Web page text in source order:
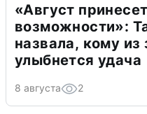
«Август
возможности»:
назвала, кому из
улыбнется удача
8 августа 2